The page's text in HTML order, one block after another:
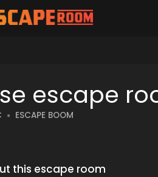
escape
ESCAPE BOOM
this escape room